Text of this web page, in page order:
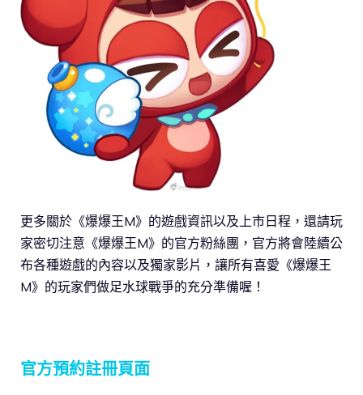
更多關於《爆爆王M》的遊戲資訊以及上市日程，還請玩
家密切注意《爆爆王M》的官方粉絲團，官方將會陸續公
布各種遊戲的內容以及獨家影片，讓所有喜愛《爆爆王
M》的玩家們做足水球戰爭的充分準備喔！
官方預約註冊頁面